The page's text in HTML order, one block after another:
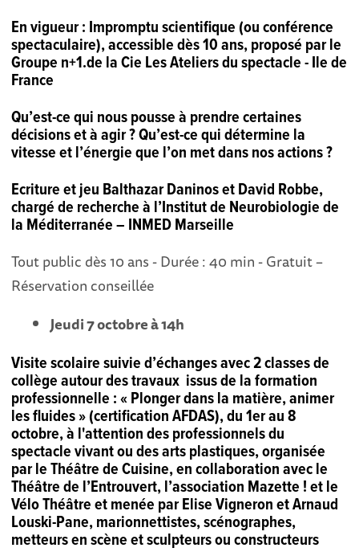
En vigueur: Impromptu scientifique (ou conférence
spectaculaire), accessible dès 10 ans, proposé par le
Groupe n+1.de la Cie Les Ateliers du spectacle - Ile de
France
Qu’est-ce qui nous pousse à prendre certaines
décisions et à agir ? Qu’est-ce qui détermine la
vitesse et l’énergie que l’on met dans nos actions ?
Ecriture et jeu Balthazar Daninos et David Robbe,
chargé de recherche à l’Institut de Neurobiologie de
la Méditerranée – INMED Marseille
Tout public dès 10 ans - Durée : 40 min - Gratuit –
Réservation conseillée
Jeudi 7 octobre à 14h
Visite scolairesuivie d’échanges avec 2 classes de
collège autour des travaux issus de la formation
professionnelle :« Plonger dans la matière, animer
les fluides »(certification AFDAS), du 1er au 8
octobre, à l'attention des professionnels du
spectacle vivant ou des arts plastiques, organisée
par le Théâtre de Cuisine, en collaboration avec le
Théâtre de l’Entrouvert, l’association Mazette ! et le
Vélo Théâtre et menée par Elise Vigneron et Arnaud
Louski-Pane, marionnettistes, scénographes,
metteurs en scène et sculpteurs ou constructeurs